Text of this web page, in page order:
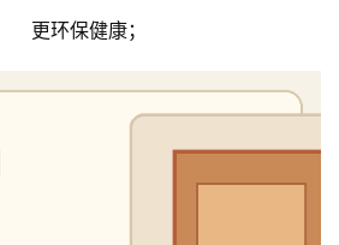
更环保健康；